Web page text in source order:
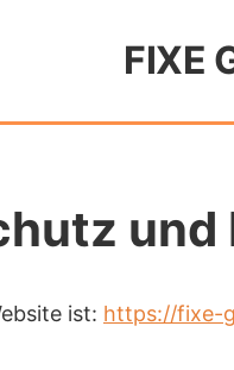
FIXE
und
ist: https://fixe-